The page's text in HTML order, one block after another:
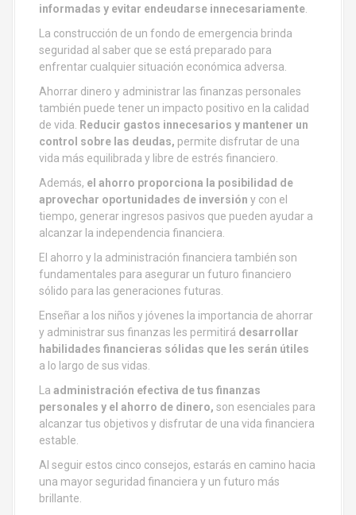
informadas y evitar endeudarse innecesariamente.
La construcción de un fondo de emergencia brinda
seguridad al saber que se está preparado para
enfrentar cualquier situación económica adversa.
Ahorrar dinero y administrar las finanzas personales
también puede tener un impacto positivo en la calidad
de vida. Reducir gastos innecesarios y mantener un
control sobre las deudas, permite disfrutar de una
vida más equilibrada y libre de estrés financiero.
Además, el ahorro proporciona la posibilidad de
aprovechar oportunidades de inversión y con el
tiempo, generar ingresos pasivos que pueden ayudar a
alcanzar la independencia financiera.
El ahorro y la administración financiera también son
fundamentales para asegurar un futuro financiero
sólido para las generaciones futuras.
Enseñar a los niños y jóvenes la importancia de ahorrar
y administrar sus finanzas les permitirá desarrollar
habilidades financieras sólidas que les serán útiles
a lo largo de sus vidas.
La administración efectiva de tus finanzas
personales y el ahorro de dinero, son esenciales para
alcanzar tus objetivos y disfrutar de una vida financiera
estable.
Al seguir estos cinco consejos, estarás en camino hacia
una mayor seguridad financiera y un futuro más
brillante.